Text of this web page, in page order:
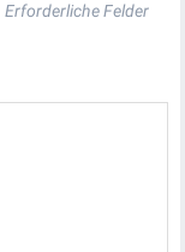
Erforderliche Felder